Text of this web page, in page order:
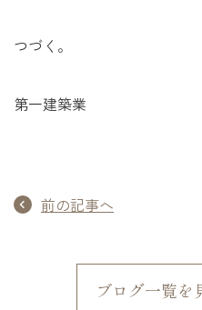
つづく。
第一建築業
前の記事へ
ブログ一覧を